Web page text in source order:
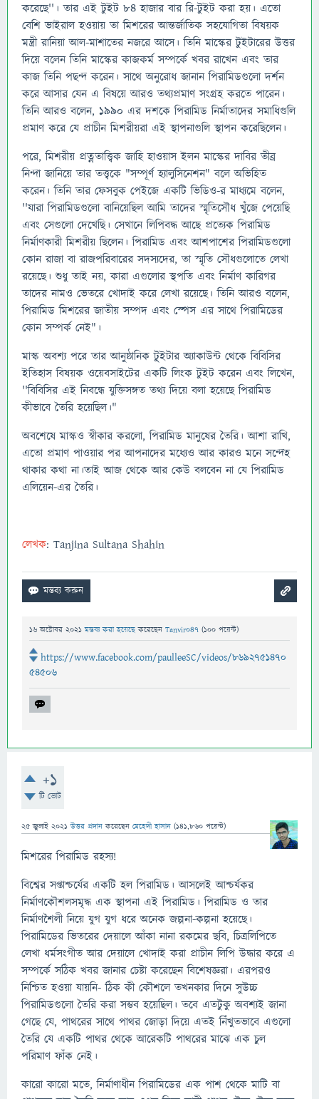
করেছে''। তার এই টুইট ৮৪ হাজার বার রি-টুইট করা হয়। এতো
বেশি ভাইরাল হওয়ায় তা মিশরের আন্তর্জাতিক সহযোগিতা বিষয়ক
মন্ত্রী রানিয়া আল-মাশাতের নজরে আসে। তিনি মাস্কের টুইটারের উত্তর
দিয়ে বলেন তিনি মাস্কের কাজকর্ম সম্পর্কে খবর রাখেন এবং তার
কাজ তিনি পছন্দ করেন। সাথে অনুরোধ জানান পিরামিডগুলো দর্শন
করে আসার যেন এ বিষয়ে আরও তথ্যপ্রমাণ সংগ্রহ করতে পারেন।
তিনি আরও বলেন, ১৯৯০ এর দশকে পিরামিড নির্মাতাদের সমাধিগুলি
প্রমাণ করে যে প্রাচীন মিশরীয়রা এই স্থাপনাগুলি স্থাপন করেছিলেন।
পরে, মিশরীয় প্রত্নতাত্ত্বিক জাহি হাওয়াস ইলন মাস্কের দাবির তীব্র
নিন্দা জানিয়ে তার তত্ত্বকে "সম্পূর্ণ হ্যালুসিনেশন" বলে অভিহিত
করেন। তিনি তার ফেসবুক পেইজে একটি ভিডিও-র মাধ্যমে বলেন,
''যারা পিরামিডগুলো বানিয়েছিল আমি তাদের স্মৃতিসৌধ খুঁজে পেয়েছি
এবং সেগুলো দেখেছি। সেখানে লিপিবদ্ধ আছে প্রত্যেক পিরামিড
নির্মাণকারী মিশরীয় ছিলেন। পিরামিড এবং আশপাশের পিরামিডগুলো
কোন রাজা বা রাজপরিবারের সদস্যদের, তা স্মৃতি সৌধগুলোতে লেখা
রয়েছে। শুধু তাই নয়, কারা এগুলোর স্থপতি এবং নির্মাণ কারিগর
তাদের নামও ভেতরে খোদাই করে লেখা রয়েছে। তিনি আরও বলেন,
পিরামিড মিশরের জাতীয় সম্পদ এবং স্পেস এর সাথে পিরামিডের
কোন সম্পর্ক নেই"।
মাস্ক অবশ্য পরে তার আনুষ্ঠানিক টু্‌ইটার অ্যাকাউন্ট থেকে বিবিসির
ইতিহাস বিষয়ক ওয়েবসাইটের একটি লিংক টুইট করেন এবং লিখেন,
''বিবিসির এই নিবন্ধে যুক্তিসঙ্গত তথ্য দিয়ে বলা হয়েছে পিরামিড
কীভাবে তৈরি হয়েছিল।"
অবশেষে মাস্কও স্বীকার করলো, পিরামিড মানুষের তৈরি। আশা রাখি,
এতো প্রমাণ পাওয়ার পর আপনাদের মধ্যেও আর কারও মনে সন্দেহ
থাকার কথা না।তাই আজ থেকে আর কেউ বলবেন না যে পিরামিড
এলিয়েন-এর তৈরি।
লেখক: Tanjina Sultana Shahin
16 অক্টোবর 2021 মন্তব্য করা হয়েছেকরেছেন Tanvir047 (100 পয়েন্ট)
https://www.facebook.com/paulleeSC/videos/8692751470
54506
+1
টি ভোট
25 জুলাই 2021 উত্তর প্রদান করেছেন মেহেদী হাসান (141,860 পয়েন্ট)
মিশরের পিরামিড রহস্য!
বিশ্বের সপ্তাশ্চর্যের একটি হল পিরামিড। আসলেই আশ্চর্যকর
নির্মাণকৌশলসমৃদ্ধ এক স্থাপনা এই পিরামিড। পিরামিড ও তার
নির্মাণশৈলী নিয়ে যুগ যুগ ধরে অনেক জল্পনা-কল্পনা হয়েছে।
পিরামিডের ভিতরের দেয়ালে আঁকা নানা রকমের ছবি, চিত্রলিপিতে
লেখা ধর্মসংগীত আর দেয়ালে খোদাই করা প্রাচীন লিপি উদ্ধার করে এ
সম্পর্কে সঠিক খবর জানার চেষ্টা করেছেন বিশেষজ্ঞরা। এরপরও
নিশ্চিত হওয়া যায়নি- ঠিক কী কৌশলে তখনকার দিনে সুউচ্চ
পিরামিডগুলো তৈরি করা সম্ভব হয়েছিল। তবে এতটুকু অবশ্যই জানা
গেছে যে, পাথরের সাথে পাথর জোড়া দিয়ে এতই নিঁখুতভাবে এগুলো
তৈরি যে একটি পাথর থেকে আরেকটি পাথরের মাঝে এক চুল
পরিমাণ ফাঁক নেই।
কারো কারো মতে, নির্মাণাধীন পিরামিডের এক পাশ থেকে মাটি বা